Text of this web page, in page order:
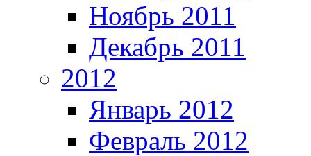
Ноябрь 2011
Декабрь 2011
2012
Январь 2012
Февраль 2012